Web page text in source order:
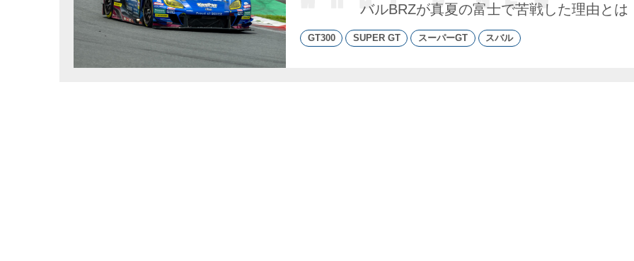
バルBRZが真夏の富士で苦戦した理由とは
GT300 SUPER GT スーパーGT スバル